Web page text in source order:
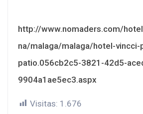
http://www.nomaders.com/
na/malaga/malaga/hotel-vincci-
patio.056cb2c5-3821-42d5-
9904a1ae5ec3.aspx
Visitas: 1.676